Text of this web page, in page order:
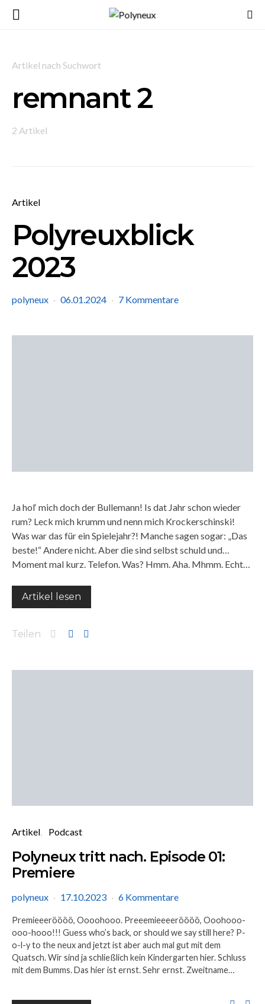
Artikel nach Suchwort
remnant 2
2 Artikel
Artikel
Polyreuxblick
2023
polyneux 06.01.2024 7 Kommentare
Ja hol‘ mich doch der Bullemann! Is dat Jahr schon wieder
rum? Leck mich krumm und nenn mich Krockerschinski!
Was war das für ein Spielejahr?! Manche sagen sogar: „Das
beste!“ Andere nicht. Aber die sind selbst schuld und…
Moment mal kurz. Telefon. Was? Hmm. Aha. Mhmm. Echt…
Artikel lesen
Teilen
Artikel Podcast
Polyneux tritt nach. Episode 01:
Premiere
polyneux 17.10.2023 6 Kommentare
Premieeeröööö, Oooohooo. Preeemieeeeröööö, Ooohooo-
ooo-hooo!!! Guess who’s back, or should we say still here? P-
o-l-y to the neux and jetzt ist aber auch mal gut mit dem
Quatsch. Wir sind ja schließlich kein Kindergarten hier. Schluss
mit dem Bumms. Das hier ist ernst. Sehr ernst. Zweitname…